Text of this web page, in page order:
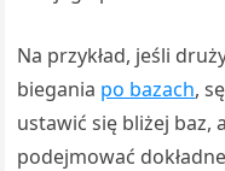
Na przykład, jeśli
biegania po bazach,
ustawić się bliżej baz,
podejmować